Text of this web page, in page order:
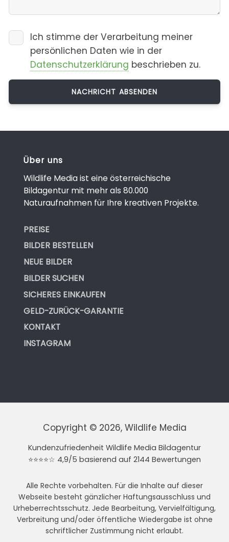
Ich stimme der Verarbeitung meiner
persönlichen Daten wie in der
Datenschutzerklärung beschrieben zu.
Über uns
Wildlife Media ist eine österreichische
Bildagentur mit mehr als 80.000
Naturaufnahmen für Ihre kreativen Projekte.
PREISE
BILDER BESTELLEN
NEUE BILDER
BILDER SUCHEN
SICHERES EINKAUFEN
GELD-ZURÜCK-GARANTIE
KONTAKT
INSTAGRAM
Copyright © 2026, Wildlife Media
Kundenzufriedenheit Wildlife Media Bildagentur
⭐⭐⭐⭐☆ 4,9/5 basierend auf 2144 Bewertungen
Alle Rechte vorbehalten. Für die Inhalte auf dieser
Webseite besteht gänzlicher Haftungsausschluss und
Urheberrechtsschutz. Jede Bearbeitung, Vervielfältigung,
Verbreitung und/oder öffentliche Wiedergabe ist ohne
schriftlicher Zustimmung nicht erlaubt.